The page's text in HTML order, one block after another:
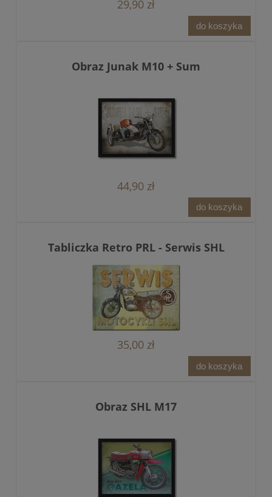
29,90 zł
do koszyka
Obraz Junak M10 + Sum
44,90 zł
do koszyka
Tabliczka Retro PRL - Serwis SHL
35,00 zł
do koszyka
Obraz SHL M17